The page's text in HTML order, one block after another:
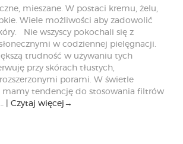
mieszane. W postaci kremu, żelu,
Wiele możliwości aby zadowolić
Nie wszyscy pokochali się z
w codziennej pielęgnacji.
trudność w używaniu tych
przy skórach tłustych,
porami. W świetle
mamy tendencję do stosowania filtrów
Czytaj więcej →